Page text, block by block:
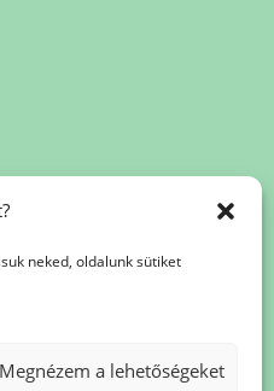
neked, oldalunk sütiket
Megnézem a lehetőségeket